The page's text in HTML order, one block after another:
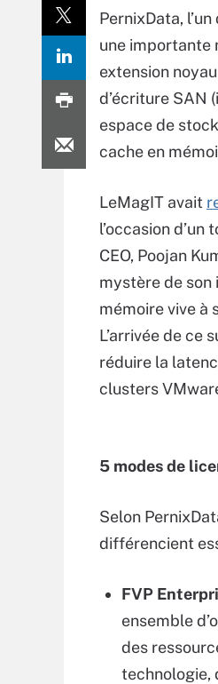
PernixData,
une importante
extension
d’écriture SAN
espace de
cache en
LeMagIT avait
l’occasion
CEO, Poojan
mystère de son
mémoire vive à
L’arrivée de ce
réduire la
clusters
5 modes de
Selon
différencient
FVP
ensemble
des
technologie,